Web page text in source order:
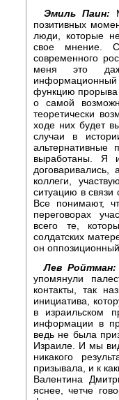
Эмиль Паин:
позитивных
люди, которые
свое мнение.
современного
меня это
функцию
о самой
теоретически
ходе них будет
случаи в
альтернативные
выработаны. Я
коллеги,
ситуацию в связи
Все понимают,
переговорах
всего те,
солдатских
он
Лев Ройтман:
упомянули
контакты, так
инициатива,
в израильском
информации в
ведь не была
Израиле. И мы
никакого
призывала, и к
Валентина
яснее, четче